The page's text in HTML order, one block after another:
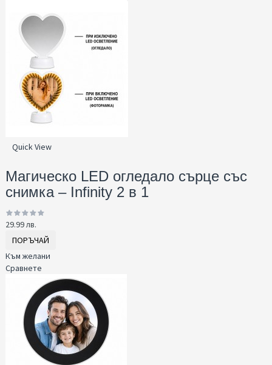
Quick View
Магическо LED огледало сърце със
снимка – Infinity 2 в 1
29.99 лв.
ПОРЪЧАЙ
Към желани
Сравнете